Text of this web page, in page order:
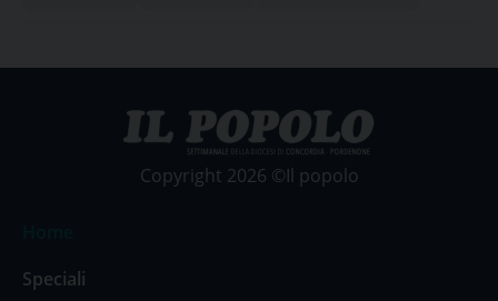
Copyright 2026 ©Il popolo
Speciali